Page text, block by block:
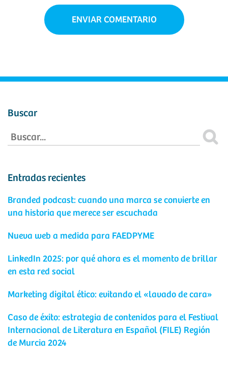
Buscar
Entradas recientes
Branded podcast: cuando una marca se convierte en
una historia que merece ser escuchada
Nueva web a medida para FAEDPYME
LinkedIn 2025: por qué ahora es el momento de brillar
en esta red social
Marketing digital ético: evitando el «lavado de cara»
Caso de éxito: estrategia de contenidos para el Festival
Internacional de Literatura en Español (FILE) Región
de Murcia 2024